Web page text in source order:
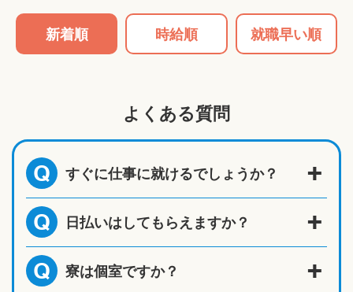
新着順 時給順 就職早い順
よくある質問
Q すぐに仕事に就けるでしょうか？
Q 日払いはしてもらえますか？
Q 寮は個室ですか？